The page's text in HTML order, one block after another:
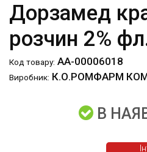
Дорзамед
розчин 2%
Код товару: АА-00006018
Виробник: К.О.РОМФАРМ
В